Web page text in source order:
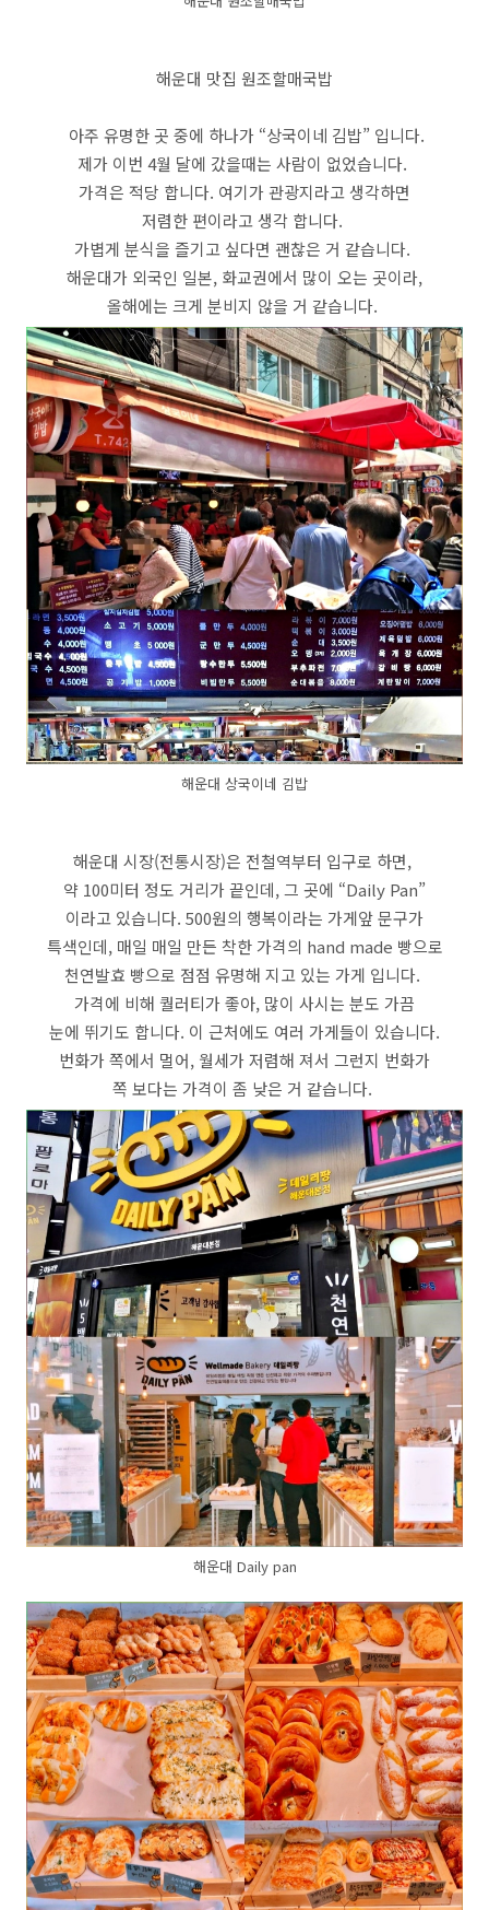
해운대 맛집 원조할매국밥
​ 아주 유명한 곳 중에 하나가 “상국이네 김밥” 입니다.
제가 이번 4월 달에 갔을때는 사람이 없었습니다.
가격은 적당 합니다. 여기가 관광지라고 생각하면
저렴한 편이라고 생각 합니다.
가볍게 분식을 즐기고 싶다면 괜찮은 거 같습니다.
해운대가 외국인 일본, 화교권에서 많이 오는 곳이라,
올해에는 크게 분비지 않을 거 같습니다.
해운대 상국이네 김밥
해운대 시장(전통시장)은 전철역부터 입구로 하면,
약 100미터 정도 거리가 끝인데, 그 곳에 “Daily Pan”
이라고 있습니다. 500원의 행복이라는 가게앞 문구가
특색인데, 매일 매일 만든 착한 가격의 hand made 빵으로
천연발효 빵으로 점점 유명해 지고 있는 가게 입니다.
가격에 비해 퀄러티가 좋아, 많이 사시는 분도 가끔
눈에 뛰기도 합니다. 이 근처에도 여러 가게들이 있습니다.
번화가 쪽에서 멀어, 월세가 저렴해 져서 그런지 번화가
쪽 보다는 가격이 좀 낮은 거 같습니다.
해운대 Daily pan